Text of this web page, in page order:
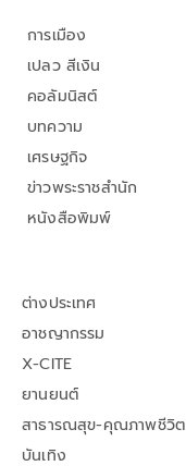
การเมือง
เปลว สีเงิน
คอลัมนิสต์
บทความ
เศรษฐกิจ
ข่าวพระราชสำนัก
หนังสือพิมพ์
ต่างประเทศ
อาชญากรรม
X-CITE
ยานยนต์
สาธารณสุข-คุณภาพชีวิต
บันเทิง